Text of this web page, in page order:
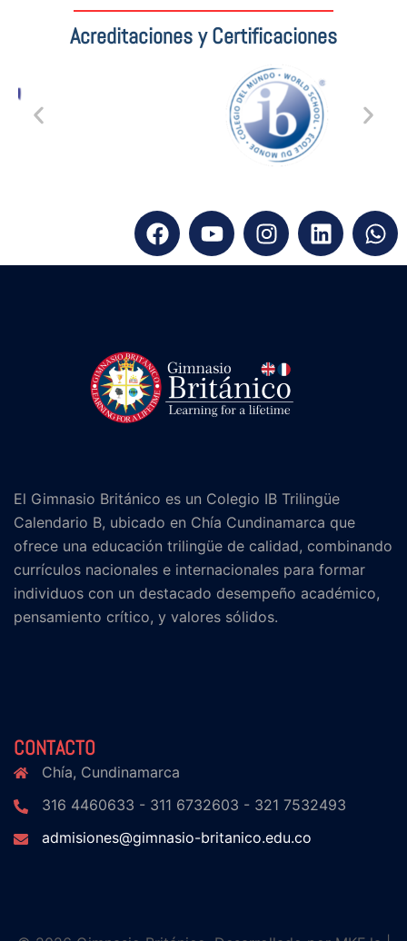
Acreditaciones y Certificaciones
El Gimnasio Británico es un Colegio IB Trilingüe
Calendario B, ubicado en Chía Cundinamarca que
ofrece una educación trilingüe de calidad, combinando
currículos nacionales e internacionales para formar
individuos con un destacado desempeño académico,
pensamiento crítico, y valores sólidos.
CONTACTO
Chía, Cundinamarca
316 4460633 - 311 6732603 - 321 7532493
admisiones@gimnasio-britanico.edu.co